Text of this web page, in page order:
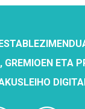
GREMIOEN ETA